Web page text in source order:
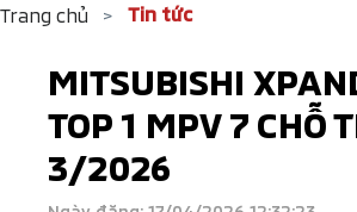
Trang chủ > Tin tức
MITSUBISHI
TOP 1 MPV 7 CHỖ
3/2026